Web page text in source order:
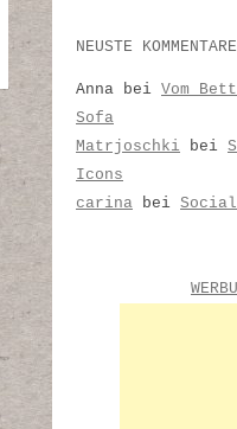
NEUSTE KOMMENTARE
Anna bei Vom
Sofa
Matrjoschki bei
Icons
carina bei